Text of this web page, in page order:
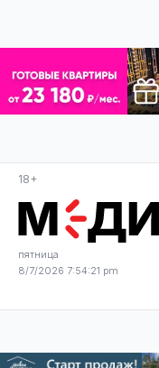
18+
пятница
8/7/2026 7:54:22 pm